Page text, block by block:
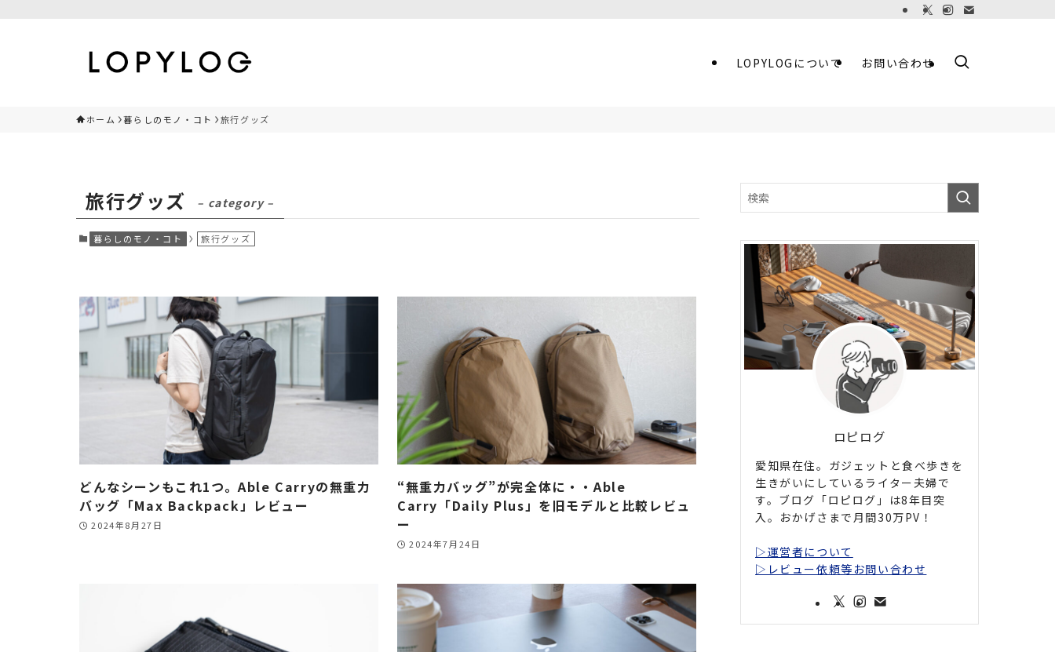
LOPYLOGについて お問い合わせ
ホーム 暮らしのモノ・コト 旅行グッズ
旅行グッズ – category –
暮らしのモノ・コト 旅行グッズ
どんなシーンもこれ1つ。Able Carryの無重力
バッグ「Max Backpack」レビュー
2024年8月27日
“無重力バッグ”が完全体に・・Able
Carry「Daily Plus」を旧モデルと比較レビュ
ー
2024年7月24日
ロピログ
愛知県在住。ガジェットと食べ歩きを
生きがいにしているライター夫婦で
す。ブログ「ロピログ」は8年目突
入。おかげさまで月間30万PV！
▷運営者について
▷レビュー依頼等お問い合わせ